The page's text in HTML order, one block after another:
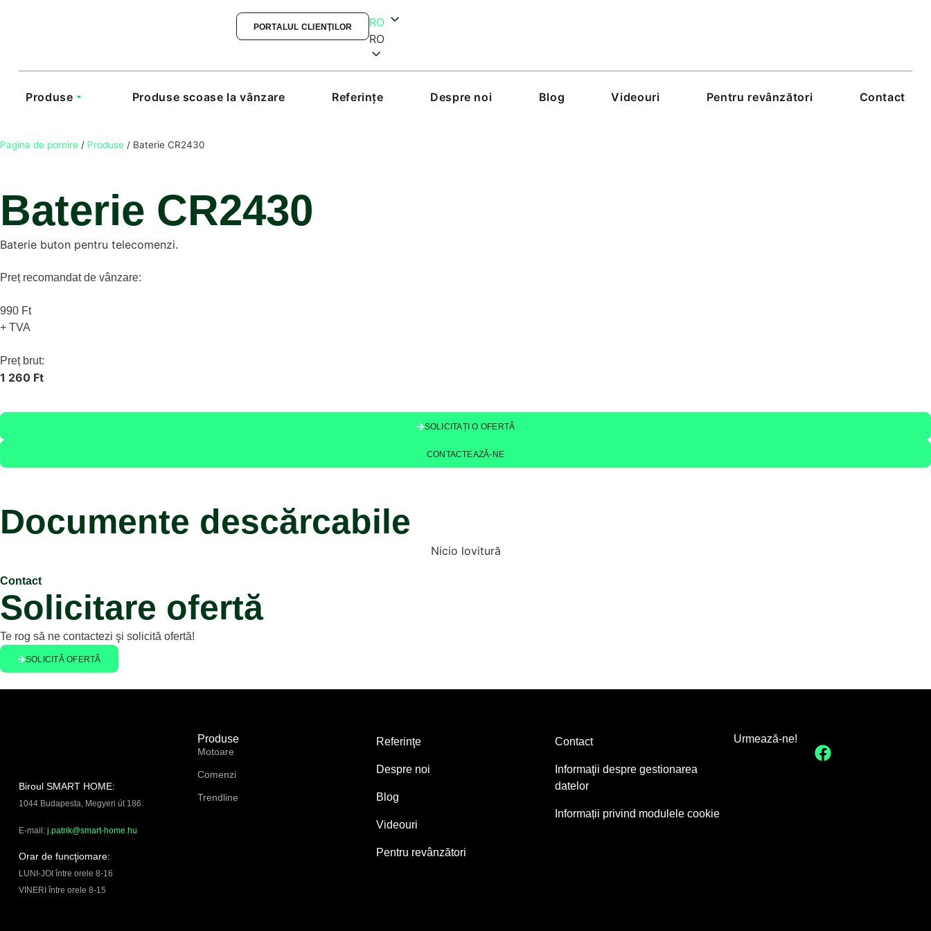
PORTALUL CLIENŢILOR
RO
RO
Produse Produse scoase la vânzare Referinţe Despre noi Blog Videouri Pentru revânzători Contact
Pagina de pornire / Produse / Baterie CR2430
Baterie CR2430
Baterie buton pentru telecomenzi.
Preț recomandat de vânzare:
990 Ft
+ TVA
Preț brut:
1 260 Ft
SOLICITAȚI O OFERTĂ
CONTACTEAZĂ-NE
Documente descărcabile
Nicio lovitură
Contact
Solicitare ofertă
Te rog să ne contactezi şi solicită ofertă!
SOLICITĂ OFERTĂ
Biroul SMART HOME:
1044 Budapesta, Megyeri út 186.
E-mail: j.patrik@smart-home.hu
Orar de funcţiomare:
LUNI-JOI între orele 8-16
VINERI între orele 8-15
Produse
Motoare
Comenzi
Trendline
Referinţe
Despre noi
Blog
Videouri
Pentru revânzători
Contact
Informaţii despre gestionarea
datelor
Informații privind modulele cookie
Urmează-ne!